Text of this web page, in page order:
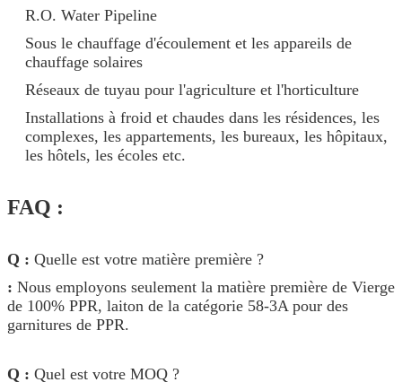
R.O. Water Pipeline
Sous le chauffage d'écoulement et les appareils de
chauffage solaires
Réseaux de tuyau pour l'agriculture et l'horticulture
Installations à froid et chaudes dans les résidences, les
complexes, les appartements, les bureaux, les hôpitaux,
les hôtels, les écoles etc.
FAQ :
Q : Quelle est votre matière première ?
: Nous employons seulement la matière première de Vierge
de 100% PPR, laiton de la catégorie 58-3A pour des
garnitures de PPR.
Q : Quel est votre MOQ ?